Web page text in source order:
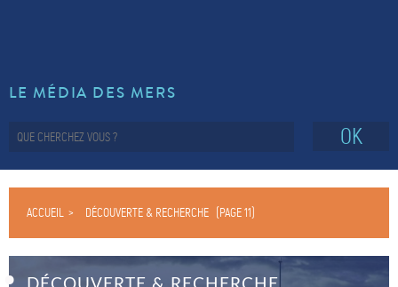
LE MÉDIA DES MERS
OK
ACCUEIL DÉCOUVERTE & RECHERCHE (PAGE 11)